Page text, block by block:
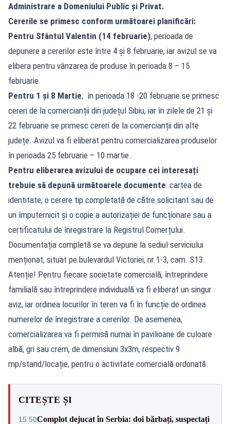
Administrare a Domeniului Public și Privat.
Cererile se primesc conform următoarei planificări:
Pentru Sfântul Valentin (14 februarie), perioada de
depunere a cererilor este între 4 și 8 februarie, iar avizul se va
elibera pentru vânzarea de produse în perioada 8 – 15
februarie.
Pentru 1 și 8 Martie, în perioada 18 -20 februarie se primesc
cereri de la comercianții din județul Sibiu, iar în zilele de 21 și
22 februarie se primesc cereri de la comercianții din alte
județe. Avizul va fi eliberat pentru comercializarea produselor
în perioada 25 februarie – 10 martie.
Pentru eliberarea avizului de ocupare cei interesați
trebuie să depună următoarele documente: cartea de
identitate, o cerere tip completată de către solicitant sau de
un împuternicit și o copie a autorizației de funcționare sau a
certificatului de înregistrare la Registrul Comerțului.
Documentația completă se va depune la sediul serviciului
menționat, situat pe bulevardul Victoriei, nr.1-3, cam. S13.
Atenție! Pentru fiecare societate comercială, întreprindere
familială sau întreprindere individuală va fi eliberat un singur
aviz, iar ordinea locurilor în teren va fi în funcție de ordinea
numerelor de înregistrare a cererilor. De asemenea,
comercializarea va fi permisă numai în pavilioane de culoare
albă, gri sau crem, de dimensiuni 3x3m, respectiv 9
mp/stand/locație, pentru o activitate comercială ordonată.
CITEȘTE ȘI
15:50Complot dejucat în Serbia: doi bărbați, suspectați